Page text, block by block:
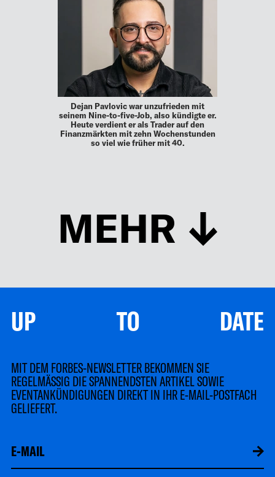
Dejan Pavlovic war unzufrieden mit
seinem Nine-to-five-Job, also kündigte er.
Heute verdient er als Trader auf den
Finanzmärkten mit zehn Wochenstunden
so viel wie früher mit 40.
MEHR
UP TO DATE
MIT DEM FORBES-NEWSLETTER BEKOMMEN SIE
REGELMÄSSIG DIE SPANNENDSTEN ARTIKEL SOWIE
EVENTANKÜNDIGUNGEN DIREKT IN IHR E-MAIL-POSTFACH
GELIEFERT.